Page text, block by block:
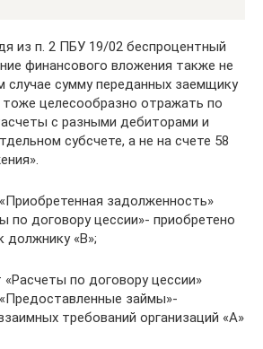
из п. 2 ПБУ 19/02 беспроцентный
финансового вложения также не
случае сумму переданных заемщику
целесообразно отражать по
с разными дебиторами и
субсчете, а не на счете 58
задолженность»
по договору цессии»- приобретено
должнику «В»;
«Расчеты по договору цессии»
займы»-
требований организаций «А»